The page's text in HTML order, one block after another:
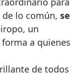
lo común, se
un
a quienes
de todos